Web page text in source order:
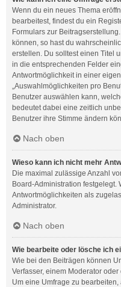
Wenn du ein neues Thema
bearbeitest, findest du ein
Formulars zur
können, so hast du
erstellen. Du solltest einen Titel
in die entsprechenden Felder
Antwortmöglichkeit in einer
„Auswahlmöglichkeiten pro
Benutzer auswählen kann,
bedeutet dabei eine zeitlich
Benutzer ihre Stimme ändern
Nach oben
Wieso kann ich nicht mehr
Die maximal zulässige Anzahl
Board-Administration festgelegt.
Antwortmöglichkeiten als
Administrator.
Nach oben
Wie bearbeite oder lösche ich
Wie bei den Beiträgen können
Verfasser, einem Moderator
Um eine Umfrage zu